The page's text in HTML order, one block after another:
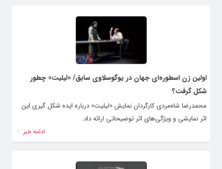
اولین زن اسطوره‌ای جهان در یوگوسلاوی سابق/ «لیلیت» چطور
شکل گرفت؟
محمدرضا شاه‌مردی کارگردان نمایش «لیلیت» درباره ایده شکل گیری این
اثر نمایشی و ویژگی‌های اثر توضیحاتی ارائه داد.
ادامه خبر